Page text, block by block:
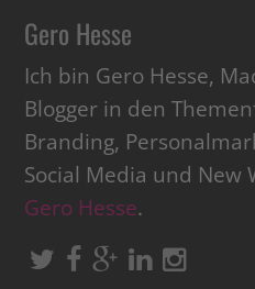
Gero Hesse
Ich bin Gero Hesse,
Blogger in den
Branding,
Social Media und New
Gero Hesse.